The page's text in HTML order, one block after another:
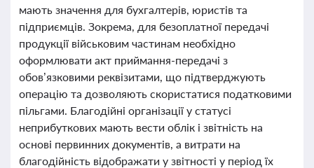
мають значення для бухгалтерів, юристів та
підприємців. Зокрема, для безоплатної передачі
продукції військовим частинам необхідно
оформлювати акт приймання-передачі з
обов’язковими реквізитами, що підтверджують
операцію та дозволяють скористатися податковими
пільгами. Благодійні організації у статусі
неприбуткових мають вести облік і звітність на
основі первинних документів, а витрати на
благодійність відображати у звітності у період їх